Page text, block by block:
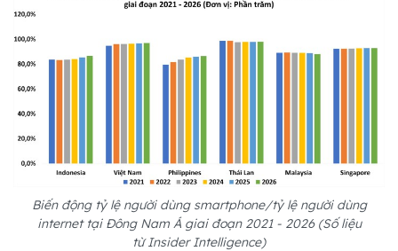
Biến động tỷ lệ người dùng smartphone/tỷ lệ người dùng
internet tại Đông Nam Á giai đoạn 2021 - 2026 (Số liệu
từ Insider Intelligence)